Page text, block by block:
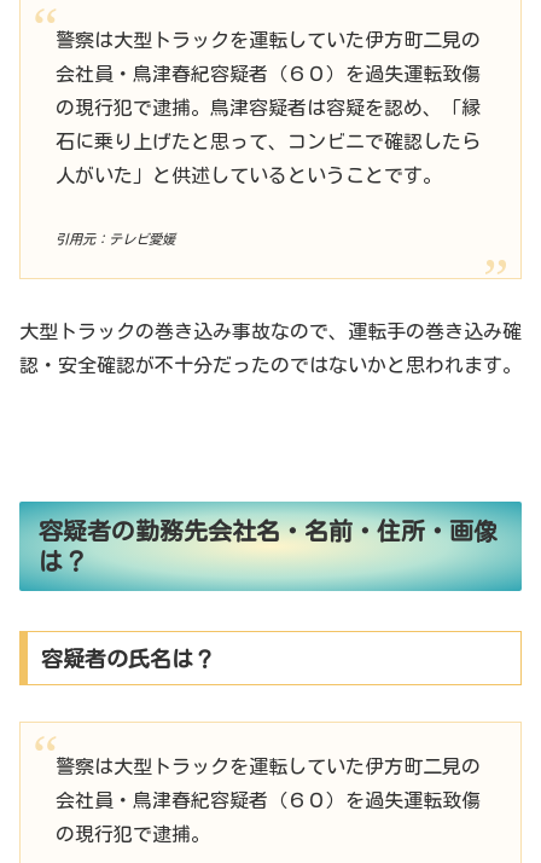
警察は大型トラックを運転していた伊方町二見の
会社員・鳥津春紀容疑者（６０）を過失運転致傷
の現行犯で逮捕。鳥津容疑者は容疑を認め、「縁
石に乗り上げたと思って、コンビニで確認したら
人がいた」と供述しているということです。
引用元：テレビ愛媛
大型トラックの巻き込み事故なので、運転手の巻き込み確
認・安全確認が不十分だったのではないかと思われます。
容疑者の勤務先会社名・名前・住所・画像
は？
容疑者の氏名は？
警察は大型トラックを運転していた伊方町二見の
会社員・鳥津春紀容疑者（６０）を過失運転致傷
の現行犯で逮捕。